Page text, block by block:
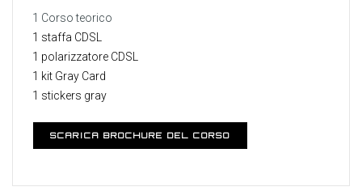
1 Corso teorico
1 staffa CDSL
1 polarizzatore CDSL
1 kit Gray Card
1 stickers gray
SCARICA BROCHURE DEL CORSO